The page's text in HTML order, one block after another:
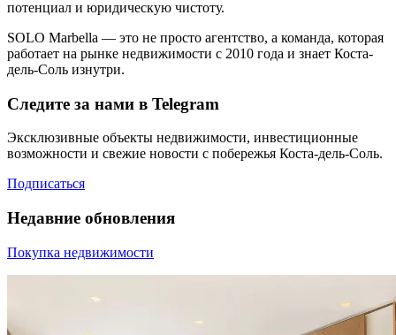
потенциал и юридическую чистоту.
SOLO Marbella — это не просто агентство, а команда, которая
работает на рынке недвижимости с 2010 года и знает Коста-
дель-Соль изнутри.
Следите за нами в Telegram
Эксклюзивные объекты недвижимости, инвестиционные
возможности и свежие новости с побережья Коста-дель-Соль.
Подписаться
Недавние обновления
Покупка недвижимости